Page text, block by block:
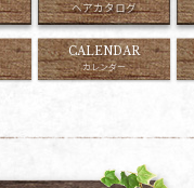
ヘアカタログ
CALENDAR
カレンダー